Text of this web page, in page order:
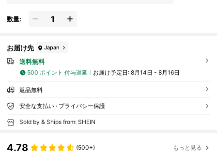
数量:
お届け先 Japan
送料無料
500 ポイント 付与遅延 お届け予定日: 8月14日 - 8月16日
返品無料
安全な支払い · プライバシー保護
Sold by & Ships from: SHEIN
4.78 (500+) もっと見る